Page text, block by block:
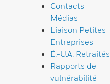
Contacts
Médias
Liaison Petites
Entreprises
É.-U.A. Retraités
Rapports de
vulnérabilité